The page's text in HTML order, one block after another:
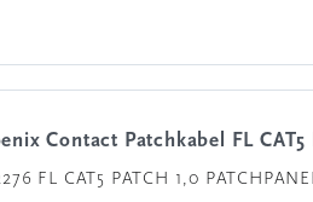
Contact Patchkabel FL CAT5
FL CAT5 PATCH 1,0